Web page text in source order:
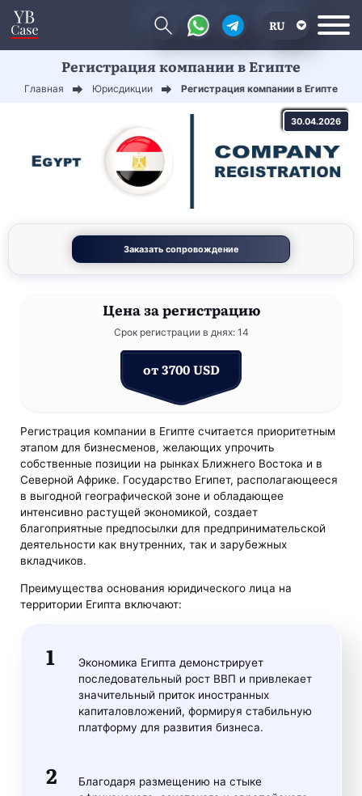
RU
Регистрация компании в Египте
Главная Юрисдикции Регистрация компании в Египте
30.04.2026
Заказать сопровождение
Ценаза регистрацию
Срок регистрации в днях: 14
от 3700 USD
Регистрация компании в Египте считается приоритетным
этапом для бизнесменов, желающих упрочить
собственные позиции на рынках Ближнего Востока и в
Северной Африке. Государство Египет, располагающееся
в выгодной географической зоне и обладающее
интенсивно растущей экономикой, создает
благоприятные предпосылки для предпринимательской
деятельности как внутренних, так и зарубежных
вкладчиков.
Преимущества основания юридического лица на
территории Египта включают:
Экономика Египта демонстрирует
последовательный рост ВВП и привлекает
значительный приток иностранных
капиталовложений, формируя стабильную
платформу для развития бизнеса.
Благодаря размещению на стыке